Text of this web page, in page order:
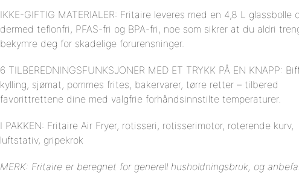
IKKE-GIFTIG MATERIALER: Fritaire leveres med en 4,8 L glassbolle
dermed teflonfri, PFAS-fri og BPA-fri, noe som sikrer at du aldri
bekymre deg for skadelige forurensninger.
6 TILBEREDNINGSFUNKSJONER MED ET TRYKK PÅ EN KNAPP:
kylling, sjømat, pommes frites, bakervarer, tørre retter – tilbered
favorittrettene dine med valgfrie forhåndsinnstilte temperaturer.
I PAKKEN: Fritaire Air Fryer, rotisseri, rotisserimotor, roterende kurv,
luftstativ, gripekrok
MERK: Fritaire er beregnet for generell husholdningsbruk, og